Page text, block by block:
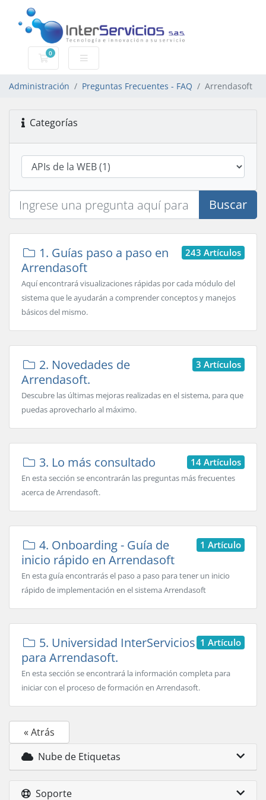
0
Carro de Pedidos
Administración Preguntas Frecuentes - FAQ Arrendasoft
Categorías
Buscar
243 Artículos
1. Guías paso a paso en
Arrendasoft
Aquí encontrará visualizaciones rápidas por cada módulo del
sistema que le ayudarán a comprender conceptos y manejos
básicos del mismo.
3 Artículos
2. Novedades de
Arrendasoft.
Descubre las últimas mejoras realizadas en el sistema, para que
puedas aprovecharlo al máximo.
14 Artículos
3. Lo más consultado
En esta sección se encontrarán las preguntas más frecuentes
acerca de Arrendasoft.
1 Artículo
4. Onboarding - Guía de
inicio rápido en Arrendasoft
En esta guía encontrarás el paso a paso para tener un inicio
rápido de implementación en el sistema Arrendasoft
1 Artículo
5. Universidad InterServicios
para Arrendasoft.
En esta sección se encontrará la información completa para
iniciar con el proceso de formación en Arrendasoft.
« Atrás
Nube de Etiquetas
Soporte